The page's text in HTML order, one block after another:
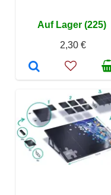
Auf Lager (225)
2,30 €